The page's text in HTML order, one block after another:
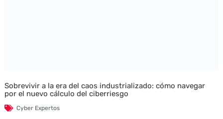
Sobrevivir a la era del caos industrializado: cómo navegar
por el nuevo cálculo del ciberriesgo
Cyber Expertos